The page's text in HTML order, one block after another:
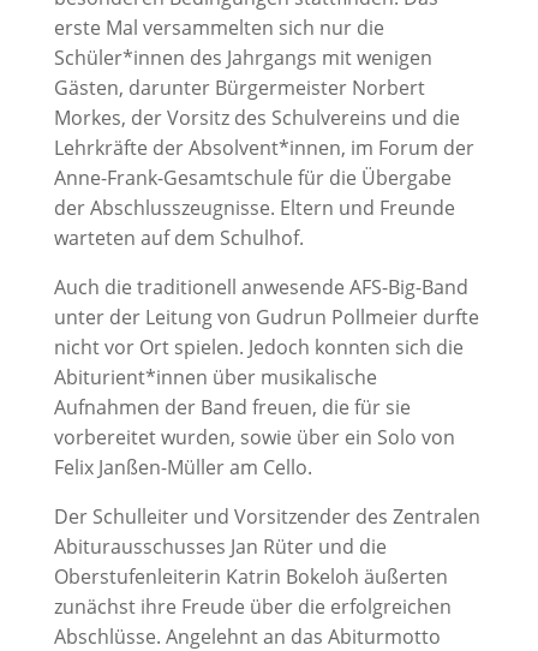
erste Mal versammelten sich nur die
Schüler*innen des Jahrgangs mit wenigen
Gästen, darunter Bürgermeister Norbert
Morkes, der Vorsitz des Schulvereins und die
Lehrkräfte der Absolvent*innen, im Forum der
Anne-Frank-Gesamtschule für die Übergabe
der Abschlusszeugnisse. Eltern und Freunde
warteten auf dem Schulhof.
Auch die traditionell anwesende AFS-Big-Band
unter der Leitung von Gudrun Pollmeier durfte
nicht vor Ort spielen. Jedoch konnten sich die
Abiturient*innen über musikalische
Aufnahmen der Band freuen, die für sie
vorbereitet wurden, sowie über ein Solo von
Felix Janßen-Müller am Cello.
Der Schulleiter und Vorsitzender des Zentralen
Abiturausschusses Jan Rüter und die
Oberstufenleiterin Katrin Bokeloh äußerten
zunächst ihre Freude über die erfolgreichen
Abschlüsse. Angelehnt an das Abiturmotto